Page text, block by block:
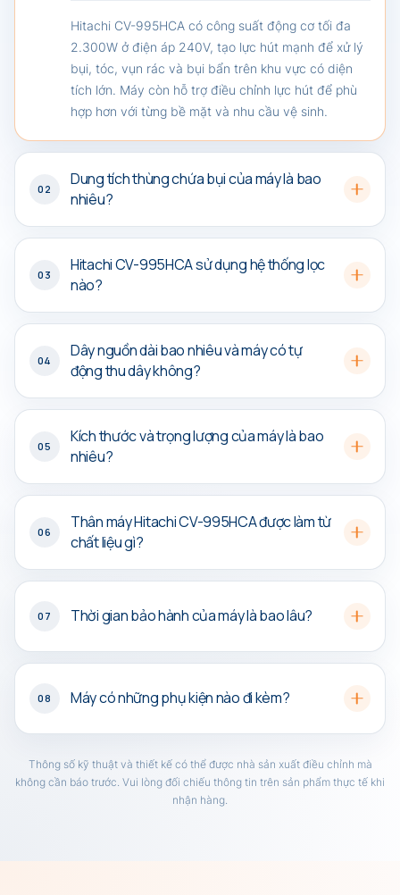
Hitachi CV-995HCA có công suất động cơ tối đa
2.300W ở điện áp 240V, tạo lực hút mạnh để xử lý
bụi, tóc, vụn rác và bụi bẩn trên khu vực có diện
tích lớn. Máy còn hỗ trợ điều chỉnh lực hút để phù
hợp hơn với từng bề mặt và nhu cầu vệ sinh.
02
Dung tích thùng chứa bụi của máy là bao
nhiêu?
03
Hitachi CV-995HCA sử dụng hệ thống lọc
nào?
04
Dây nguồn dài bao nhiêu và máy có tự
động thu dây không?
05
Kích thước và trọng lượng của máy là bao
nhiêu?
06
Thân máy Hitachi CV-995HCA được làm từ
chất liệu gì?
07 Thời gian bảo hành của máy là bao lâu?
08 Máy có những phụ kiện nào đi kèm?
Thông số kỹ thuật và thiết kế có thể được nhà sản xuất điều chỉnh mà
không cần báo trước. Vui lòng đối chiếu thông tin trên sản phẩm thực tế khi
nhận hàng.